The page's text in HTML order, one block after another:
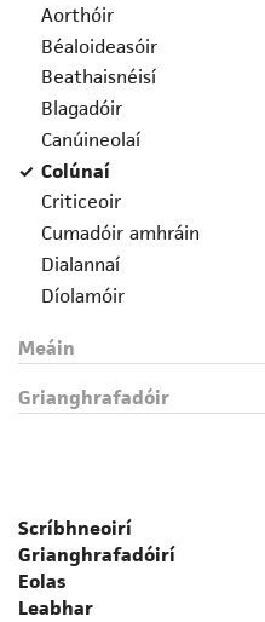
Aorthóir
Béaloideasóir
Beathaisnéisí
Blagadóir
Canúineolaí
Colúnaí
Criticeoir
Cumadóir amhráin
Dialannaí
Díolamóir
Eagarthóir
Fealsúnaí
File
Gramadóir
Iriseoir
Leabhrógaí
Léirmheastóir
Meáin
Grianghrafadóir
Scríbhneoirí
Grianghrafadóirí
Eolas
Leabhar